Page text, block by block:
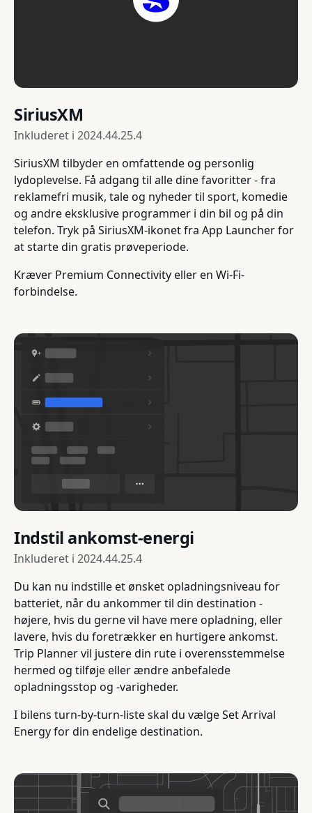
SiriusXM
Inkluderet i 2024.44.25.4
SiriusXM tilbyder en omfattende og personlig
lydoplevelse. Få adgang til alle dine favoritter - fra
reklamefri musik, tale og nyheder til sport, komedie
og andre eksklusive programmer i din bil og på din
telefon. Tryk på SiriusXM-ikonet fra App Launcher for
at starte din gratis prøveperiode.
Kræver Premium Connectivity eller en Wi-Fi-
forbindelse.
Indstil ankomst-energi
Inkluderet i 2024.44.25.4
Du kan nu indstille et ønsket opladningsniveau for
batteriet, når du ankommer til din destination -
højere, hvis du gerne vil have mere opladning, eller
lavere, hvis du foretrækker en hurtigere ankomst.
Trip Planner vil justere din rute i overensstemmelse
hermed og tilføje eller ændre anbefalede
opladningsstop og -varigheder.
I bilens turn-by-turn-liste skal du vælge Set Arrival
Energy for din endelige destination.